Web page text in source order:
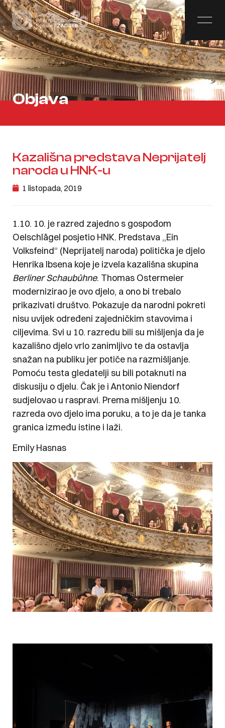
Objava
Kazališna predstava Neprijatelj
naroda u HNK-u
1 listopada, 2019
1.10. 10. je razred zajedno s gospođom
Oelschlägel posjetio HNK. Predstava ,,Ein
Volksfeind“ (Neprijatelj naroda) politička je djelo
Henrika Ibsena koje je izvela kazališna skupina
Berliner Schaubühne. Thomas Ostermeier
modernizirao je ovo djelo, a ono bi trebalo
prikazivati društvo. Pokazuje da narodni pokreti
nisu uvijek određeni zajedničkim stavovima i
ciljevima. Svi u 10. razredu bili su mišljenja da je
kazališno djelo vrlo zanimljivo te da ostavlja
snažan na publiku jer potiče na razmišljanje.
Pomoću testa gledatelji su bili potaknuti na
diskusiju o djelu. Čak je i Antonio Niendorf
sudjelovao u raspravi. Prema mišljenju 10.
razreda ovo djelo ima poruku, a to je da je tanka
granica između istine i laži.
Emily Hasnas